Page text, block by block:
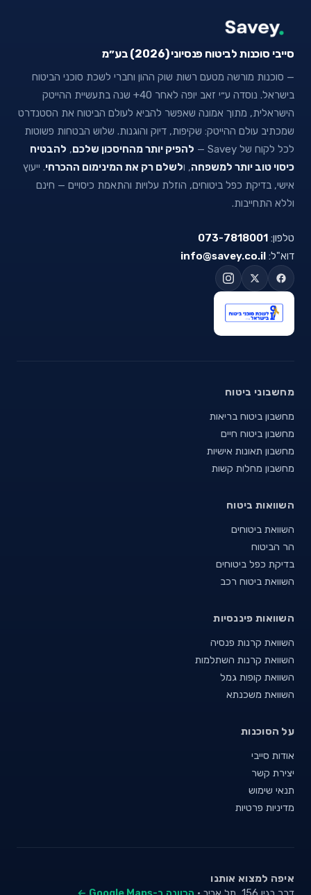
סייבי סוכנות לביטוח פנסיוני (2026) בע״מ
— סוכנות מורשה מטעם רשות שוק ההון וחברי לשכת סוכני הביטוח
בישראל. נוסדה ע״י זאב יופה לאחר 40+ שנה בתעשיית ההייטק
הישראלית, מתוך אמונה שאפשר להביא לעולם הביטוח את הסטנדרט
שמכתיב עולם ההייטק: שקיפות, דיוק והוגנות. שלוש הבטחות פשוטות
לכל לקוח של Savey —
להפיק יותר מהחיסכון שלכם, להבטיח
כיסוי טוב יותר למשפחה, ולשלם רק את המינימום ההכרחי. ייעוץ
אישי, בדיקת כפל ביטוחים, הוזלת עלויות והתאמת כיסויים — חינם
וללא התחייבות.
טלפון: 073-7818001
דוא"ל: info@savey.co.il
מחשבוני ביטוח
מחשבון ביטוח בריאות
מחשבון ביטוח חיים
מחשבון תאונות אישיות
מחשבון מחלות קשות
השוואות ביטוח
השוואת ביטוחים
הר הביטוח
בדיקת כפל ביטוחים
השוואת ביטוח רכב
השוואות פיננסיות
השוואת קרנות פנסיה
השוואת קרנות השתלמות
השוואת קופות גמל
השוואת משכנתא
על הסוכנות
אודות סייבי
יצירת קשר
תנאי שימוש
מדיניות פרטיות
איפה למצוא אותנו